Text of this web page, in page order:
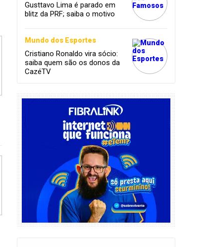
Gusttavo Lima é parado em
blitz da PRF; saiba o motivo
Mundo dos Esportes
Cristiano Ronaldo vira sócio:
saiba quem são os donos da
CazéTV